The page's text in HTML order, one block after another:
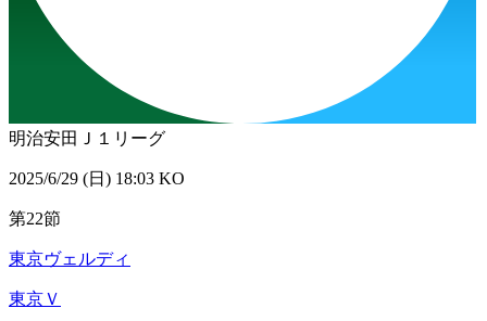
明治安田Ｊ１リーグ
2025/6/29 (日) 18:03 KO
第22節
東京ヴェルディ
東京Ｖ